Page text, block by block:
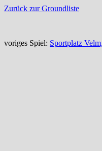
Zurück zur Groundliste
voriges Spiel: Sportplatz